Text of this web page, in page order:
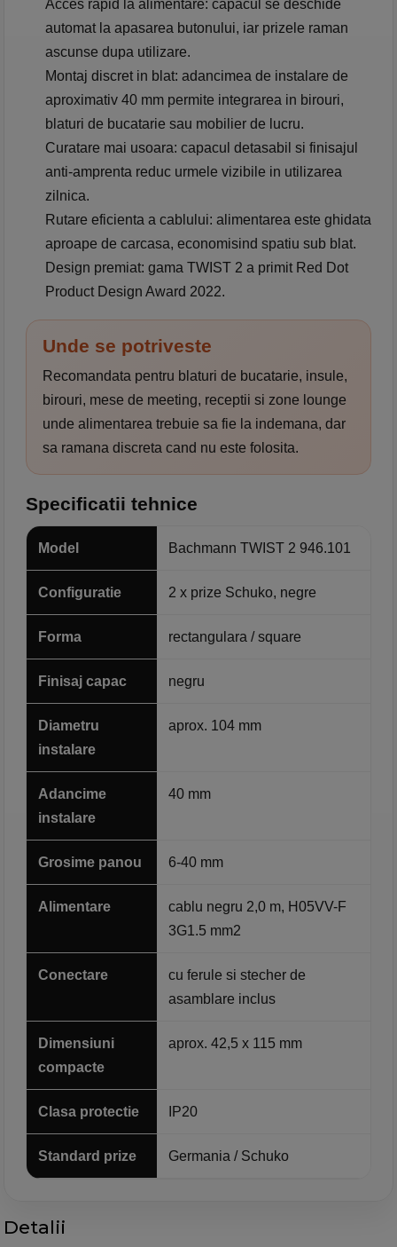
Acces rapid la alimentare: capacul se deschide
automat la apasarea butonului, iar prizele raman
ascunse dupa utilizare.
Montaj discret in blat: adancimea de instalare de
aproximativ 40 mm permite integrarea in birouri,
blaturi de bucatarie sau mobilier de lucru.
Curatare mai usoara: capacul detasabil si finisajul
anti-amprenta reduc urmele vizibile in utilizarea
zilnica.
Rutare eficienta a cablului: alimentarea este ghidata
aproape de carcasa, economisind spatiu sub blat.
Design premiat: gama TWIST 2 a primit Red Dot
Product Design Award 2022.
Unde se potriveste
Recomandata pentru blaturi de bucatarie, insule,
birouri, mese de meeting, receptii si zone lounge
unde alimentarea trebuie sa fie la indemana, dar
sa ramana discreta cand nu este folosita.
Specificatii tehnice
Model Bachmann TWIST 2 946.101
Configuratie 2 x prize Schuko, negre
Forma rectangulara / square
Finisaj capac negru
Diametru
instalare
aprox. 104 mm
Adancime
instalare
40 mm
Grosime panou 6-40 mm
Alimentare
cablu negru 2,0 m, H05VV-F
3G1.5 mm2
Conectare
cu ferule si stecher de
asamblare inclus
Dimensiuni
compacte
aprox. 42,5 x 115 mm
Clasa protectie IP20
Standard prize Germania / Schuko
Detalii